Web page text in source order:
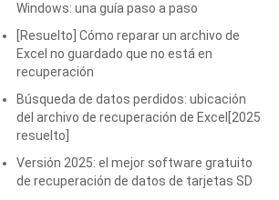
Windows: una guía paso a paso
[Resuelto] Cómo reparar un archivo de
Excel no guardado que no está en
recuperación
Búsqueda de datos perdidos: ubicación
del archivo de recuperación de Excel[2025
resuelto]
Versión 2025: el mejor software gratuito
de recuperación de datos de tarjetas SD